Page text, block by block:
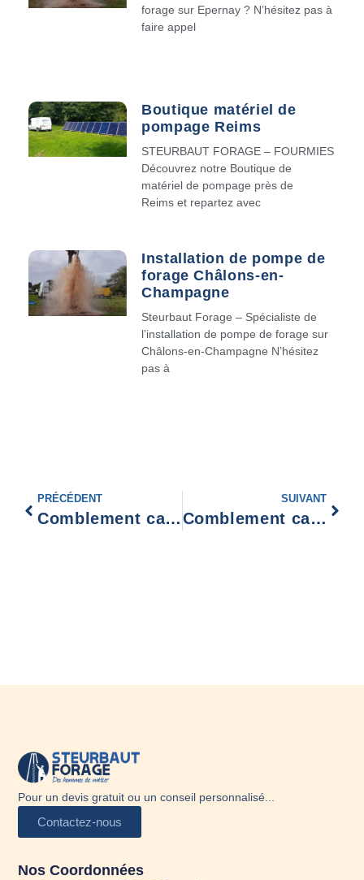
forage sur Epernay ? N’hésitez pas à
faire appel
Boutique matériel de
pompage Reims
STEURBAUT FORAGE – FOURMIES
Découvrez notre Boutique de
matériel de pompage près de
Reims et repartez avec
Installation de pompe de
forage Châlons-en-
Champagne
Steurbaut Forage – Spécialiste de
l’installation de pompe de forage sur
Châlons-en-Champagne N’hésitez
pas à
PRÉCÉDENT
Comblement cavités souterraines Château-Thierry
SUIVANT
Comblement cavités souterraines Foumies
Pour un devis gratuit ou un conseil personnalisé...
Contactez-nous
Nos Coordonnées